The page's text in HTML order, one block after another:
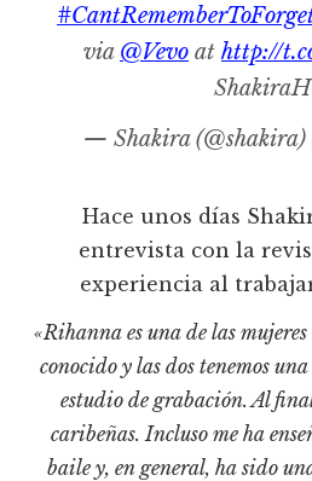
via @Vevo at http://
— Shakira (@shakira)
Hace unos días
entrevista con la
experiencia al
«Rihanna es una de las
conocido y las dos tenemos
estudio de grabación. Al
caribeñas. Incluso me ha
baile y, en general, ha sido